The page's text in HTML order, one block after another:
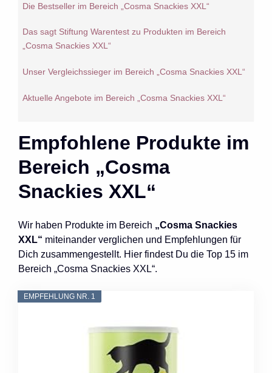
Die Bestseller im Bereich „Cosma Snackies XXL“
Das sagt Stiftung Warentest zu Produkten im Bereich
„Cosma Snackies XXL“
Unser Vergleichssieger im Bereich „Cosma Snackies XXL“
Aktuelle Angebote im Bereich „Cosma Snackies XXL“
Empfohlene Produkte im
Bereich „Cosma
Snackies XXL“
Wir haben Produkte im Bereich „Cosma Snackies
XXL“ miteinander verglichen und Empfehlungen für
Dich zusammengestellt. Hier findest Du die Top 15 im
Bereich „Cosma Snackies XXL“.
EMPFEHLUNG NR. 1